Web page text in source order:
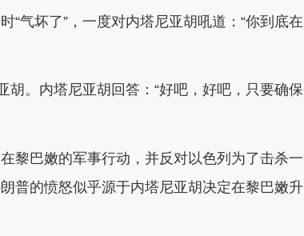
“气坏了”，一度对内塔尼亚胡吼道：“你到底在
胡。内塔尼亚胡回答：“好吧，好吧，只要确保
黎巴嫩的军事行动，并反对以色列为了击杀一
普的愤怒似乎源于内塔尼亚胡决定在黎巴嫩升